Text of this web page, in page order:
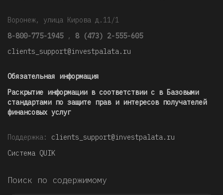
Воронеж, улица Кирова д.11/1
8-800-775-1945 , 8 (473) 2-555-605
clients_support@investpalata.ru
Обязательная информация
Раскрытие информации в соответствии с в Базовыми
стандартами по защите прав и интересов получателей
финансовых услуг
Поддержка: clients_support@investpalata.ru
Система QUIK
Поиск по содержимому